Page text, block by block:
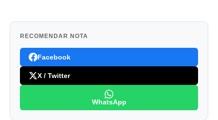
RECOMENDAR NOTA
Facebook
X / Twitter
WhatsApp